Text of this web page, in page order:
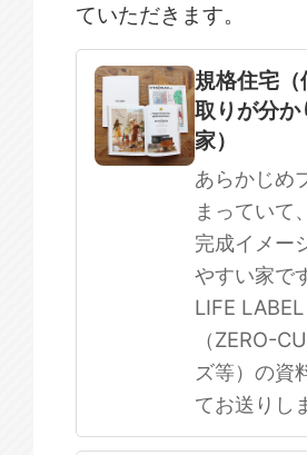
ていただきます。
規格住宅
注文住
SOWOOD
まだ何も決まってい
規格住宅（
取りが分か
家）
あらかじめ
まっていて
完成イメー
やすい家で
LIFE
（ZERO-
ズ等）の資
てお送りし